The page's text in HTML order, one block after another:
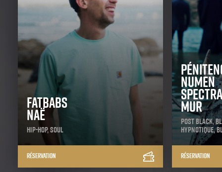
Fatbabs
Naë
Hip-Hop, Soul
Réservation
Numen
Mur
Post Black,
Hypnotique,
Réservation